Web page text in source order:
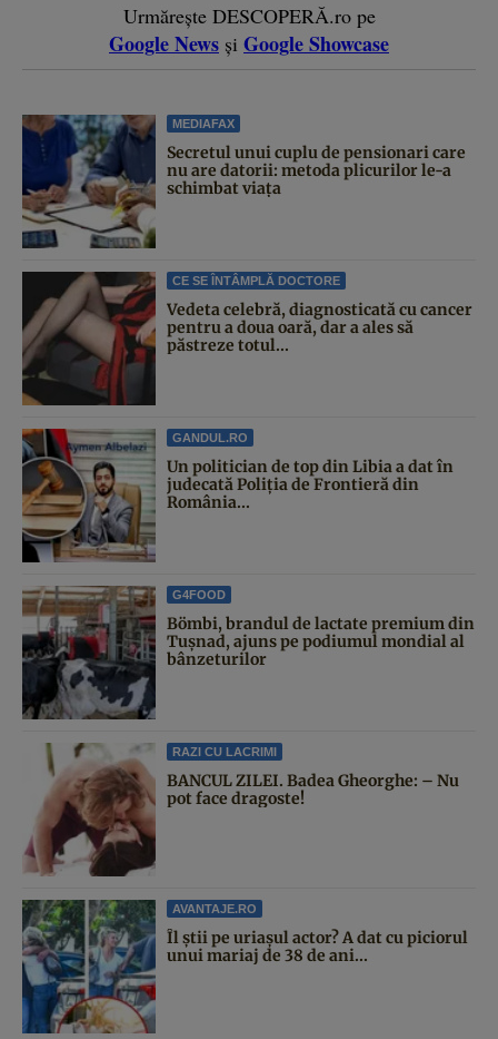
Urmărește DESCOPERĂ.ro pe
Google News și Google Showcase
MEDIAFAX
Secretul unui cuplu de pensionari care
nu are datorii: metoda plicurilor le-a
schimbat viața
CE SE ÎNTÂMPLĂ DOCTORE
Vedeta celebră, diagnosticată cu cancer
pentru a doua oară, dar a ales să
păstreze totul...
GANDUL.RO
Un politician de top din Libia a dat în
judecată Poliția de Frontieră din
România...
G4FOOD
Bömbi, brandul de lactate premium din
Tușnad, ajuns pe podiumul mondial al
bânzeturilor
RAZI CU LACRIMI
BANCUL ZILEI. Badea Gheorghe: – Nu
pot face dragoste!
AVANTAJE.RO
Îl știi pe uriașul actor? A dat cu piciorul
unui mariaj de 38 de ani...